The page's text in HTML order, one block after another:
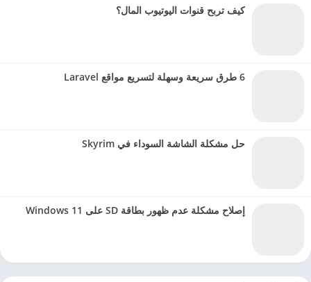
كيف تربح قنوات اليوتيوب المال؟
6 طرق سريعة وسهلة لتسريع مواقع Laravel
حل مشكلة الشاشة السوداء في Skyrim
إصلاح مشكلة عدم ظهور بطاقة SD على Windows 11